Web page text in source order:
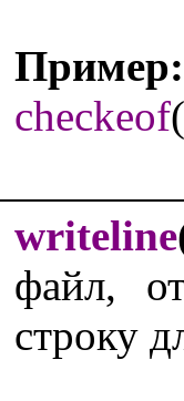
Пример:
checkeof
writeline
файл,
строку